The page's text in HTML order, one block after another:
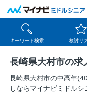
キーワード検索 検討リ
長崎県大村市の求
長崎県大村市の中⾼年
しならマイナビミドル